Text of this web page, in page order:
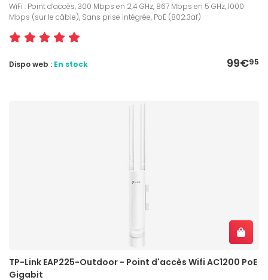
WiFi : Point d’accès, 300 Mbps en 2,4 GHz, 867 Mbps en 5 GHz, 1000
Mbps (sur le câble), Sans prise intégrée, PoE (802.3af)
99€95
Dispo web : En stock
TP-Link EAP225-Outdoor - Point d'accès Wifi AC1200 PoE
Gigabit